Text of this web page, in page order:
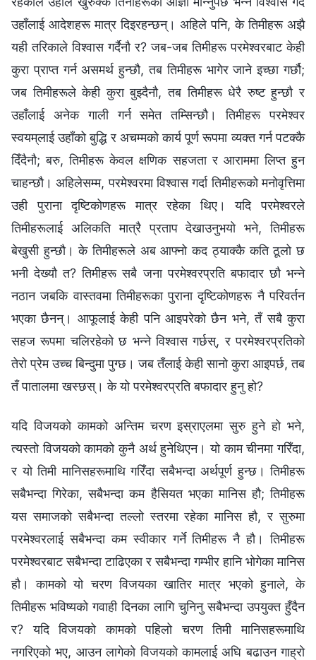
उहाँलाई आदेशहरू मात्र दिइरहन्छन्। अहिले पनि, के तिमीहरू अझै
यही तरिकाले विश्‍वास गर्दैनौ र? जब-जब तिमीहरू परमेश्‍वरबाट केही
कुरा प्राप्त गर्न असमर्थ हुन्छौ, तब तिमीहरू भागेर जाने इच्छा गर्छौ;
जब तिमीहरूले केही कुरा बुझ्दैनौ, तब तिमीहरू धेरै रुष्ट हुन्छौ र
उहाँलाई अनेक गाली गर्न समेत तम्सिन्छौ। तिमीहरू परमेश्‍वर
स्वयम्‌लाई उहाँको बुद्धि र अचम्मको कार्य पूर्ण रूपमा व्यक्त गर्न पटक्कै
दिँदैनौ; बरु, तिमीहरू केवल क्षणिक सहजता र आराममा लिप्त हुन
चाहन्छौ। अहिलेसम्म, परमेश्‍वरमा विश्वास गर्दा तिमीहरूको मनोवृत्तिमा
उही पुराना दृष्टिकोणहरू मात्र रहेका थिए। यदि परमेश्‍वरले
तिमीहरूलाई अलिकति मात्रै प्रताप देखाउनुभयो भने, तिमीहरू
बेखुसी हुन्छौ। के तिमीहरूले अब आफ्नो कद ठ्याक्कै कति ठूलो छ
भनी देख्यौ त? तिमीहरू सबै जना परमेश्‍वरप्रति बफादार छौ भन्ने
नठान जबकि वास्तवमा तिमीहरूका पुराना दृष्टिकोणहरू नै परिवर्तन
भएका छैनन्। आफूलाई केही पनि आइपरेको छैन भने, तँ सबै कुरा
सहज रूपमा चलिरहेको छ भन्‍ने विश्‍वास गर्छस्, र परमेश्‍वरप्रतिको
तेरो प्रेम उच्च बिन्दुमा पुग्छ। जब तँलाई केही सानो कुरा आइपर्छ, तब
तँ पातालमा खस्छस्। के यो परमेश्‍वरप्रति बफादार हुनु हो?
यदि विजयको कामको अन्तिम चरण इस्राएलमा सुरु हुने हो भने,
त्यस्तो विजयको कामको कुनै अर्थ हुनेथिएन। यो काम चीनमा गरिँदा,
र यो तिमी मानिसहरूमाथि गरिँदा सबैभन्दा अर्थपूर्ण हुन्छ। तिमीहरू
सबैभन्दा गिरेका, सबैभन्दा कम हैसियत भएका मानिस हौ; तिमीहरू
यस समाजको सबैभन्दा तल्लो स्तरमा रहेका मानिस हौ, र सुरुमा
परमेश्‍वरलाई सबैभन्दा कम स्वीकार गर्ने तिमीहरू नै हौ। तिमीहरू
परमेश्‍वरबाट सबैभन्दा टाढिएका र सबैभन्दा गम्भीर हानि भोगेका मानिस
हौ। कामको यो चरण विजयका खातिर मात्र भएको हुनाले, के
तिमीहरू भविष्यको गवाही दिनका लागि चुनिनु सबैभन्दा उपयुक्त हुँदैन
र? यदि विजयको कामको पहिलो चरण तिमी मानिसहरूमाथि
नगरिएको भए, आउन लागेको विजयको कामलाई अघि बढाउन गाह्रो